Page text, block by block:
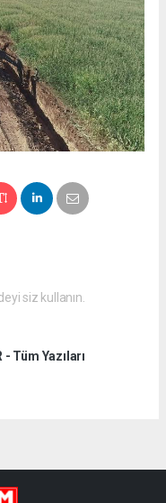
siz kullanın.
- Tüm Yazıları